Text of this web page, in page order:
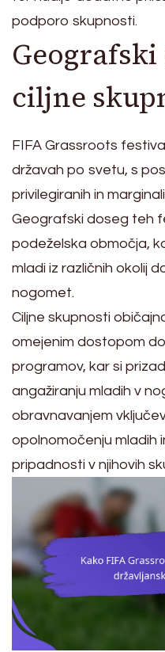
podporo skupnosti.
Geografski
ciljne
FIFA Grassroots
državah po svetu, s
privilegiranih in
Geografski doseg teh
podeželska območja,
mladi iz različnih okolij
nogomet.
Ciljne skupnosti
omejenim dostopom
programov, kar si
angažiranju mladih v
obravnavanjem
opolnomočenju mladih
pripadnosti v njihovih